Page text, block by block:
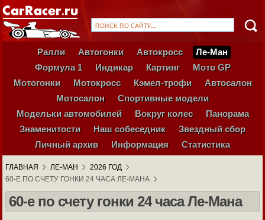
Ралли Автогонки Автокросс
Ле-Ман
Формула 1
Индикар Картинг
Мото GP
Мотогонки
Мотокросс Кэмел-трофи
Автосалон
Мотосалон
Спортивные модели
Модельки автомобилей
Вокруг колес
Панорама
Знаменитости
Наш собеседник
Звездный сбор
Личный архив
Информация Статистика
ГЛАВНАЯ ЛЕ-МАН
2026 ГОД
60-Е ПО СЧЕТУ ГОНКИ 24 ЧАСА ЛЕ-МАНА
60-е по счету гонки 24 часа Ле-Мана